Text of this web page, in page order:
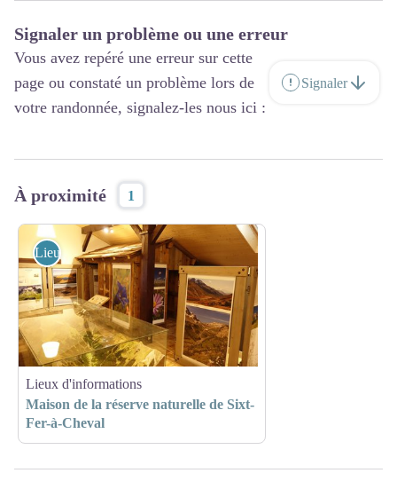
Signaler un problème ou une erreur
Vous avez repéré une erreur sur cette
page ou constaté un problème lors de
votre randonnée, signalez-les nous ici :
Signaler
À proximité 1
Lieux d'informations
Lieux d'informations
Maison de la réserve naturelle de Sixt-
Fer-à-Cheval